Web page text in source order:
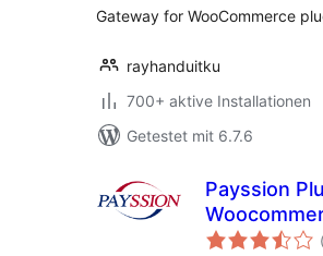
Gateway for WooCommerce
rayhanduitku
700+ aktive Installationen
Getestet mit 6.7.6
Payssion